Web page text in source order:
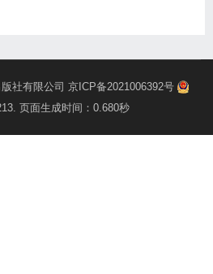
社有限公司 京ICP备2021006392号
. 页面生成时间：0.680秒